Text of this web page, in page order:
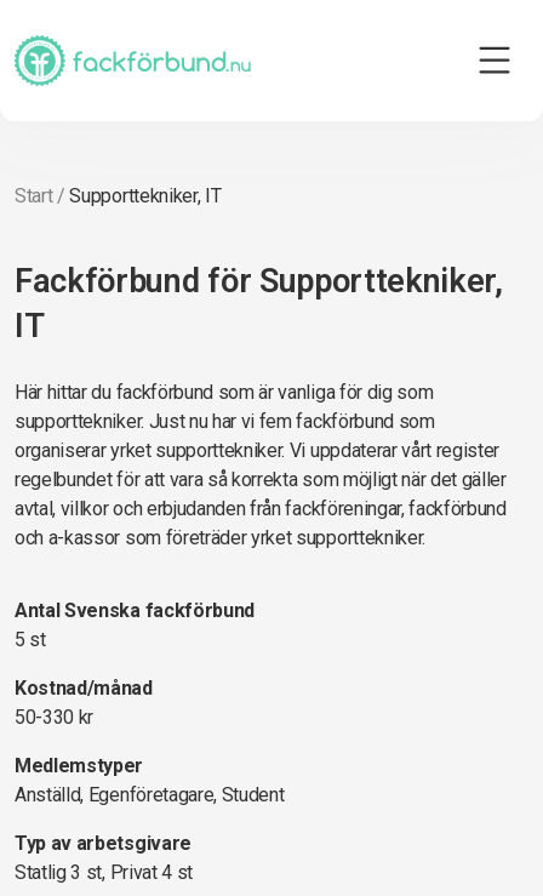
Start/Supporttekniker, IT
Fackförbund för Supporttekniker,
IT
Här hittar du fackförbund som är vanliga för dig som
supporttekniker. Just nu har vi fem fackförbund som
organiserar yrket supporttekniker. Vi uppdaterar vårt register
regelbundet för att vara så korrekta som möjligt när det gäller
avtal, villkor och erbjudanden från fackföreningar, fackförbund
och a-kassor som företräder yrket supporttekniker.
Antal Svenska fackförbund
5 st
Kostnad/månad
50-330 kr
Medlemstyper
Anställd, Egenföretagare, Student
Typ av arbetsgivare
Statlig 3 st, Privat 4 st